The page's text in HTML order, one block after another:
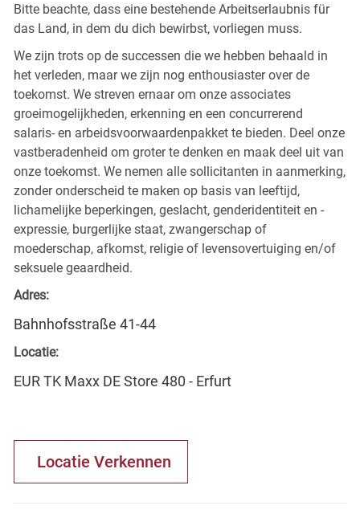
Bitte beachte, dass eine bestehende Arbeitserlaubnis für
das Land, in dem du dich bewirbst, vorliegen muss.
We zijn trots op de successen die we hebben behaald in
het verleden, maar we zijn nog enthousiaster over de
toekomst. We streven ernaar om onze associates
groeimogelijkheden, erkenning en een concurrerend
salaris- en arbeidsvoorwaardenpakket te bieden. Deel onze
vastberadenheid om groter te denken en maak deel uit van
onze toekomst. We nemen alle sollicitanten in aanmerking,
zonder onderscheid te maken op basis van leeftijd,
lichamelijke beperkingen, geslacht, genderidentiteit en -
expressie, burgerlijke staat, zwangerschap of
moederschap, afkomst, religie of levensovertuiging en/of
seksuele geaardheid.
Adres:
Bahnhofsstraße 41-44
Locatie:
EUR TK Maxx DE Store 480 - Erfurt
Locatie Verkennen